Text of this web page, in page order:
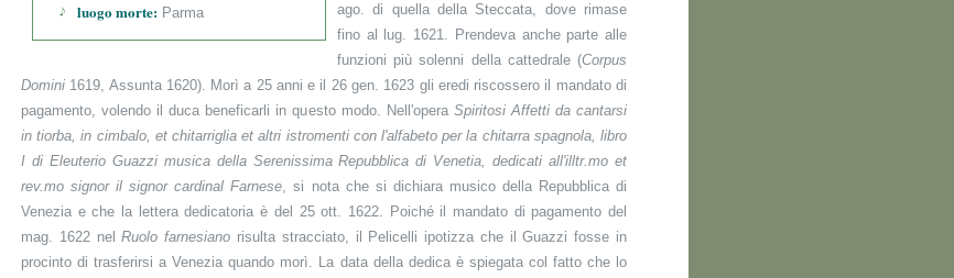
luogo morte: Parma
ago. di quella della Steccata, dove rimase
fino al lug. 1621. Prendeva anche parte alle
funzioni più solenni della cattedrale (Corpus
Domini 1619, Assunta 1620). Morì a 25 anni e il 26 gen. 1623 gli eredi riscossero il mandato di
pagamento, volendo il duca beneficarli in questo modo. Nell'opera Spiritosi Affetti da cantarsi
in tiorba, in cimbalo, et chitarriglia et altri istromenti con l'alfabeto per la chitarra spagnola, libro
I di Eleuterio Guazzi musica della Serenissima Repubblica di Venetia, dedicati all'illtr.mo et
rev.mo signor il signor cardinal Farnese, si nota che si dichiara musico della Repubblica di
Venezia e che la lettera dedicatoria è del 25 ott. 1622. Poiché il mandato di pagamento del
mag. 1622 nelRuolo farnesiano risulta stracciato, il Pelicelli ipotizza che il Guazzi fosse in
procinto di trasferirsi a Venezia quando morì. La data della dedica è spiegata col fatto che lo